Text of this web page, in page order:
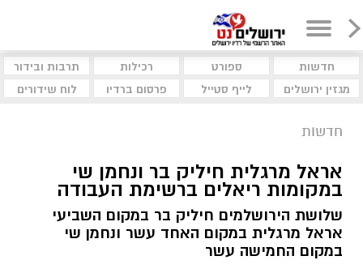
חדשות ספורט רכילות
תרבות ובידור
מגזין ירושלים
לייף סטייל פרסום ברדיו לוח שידורים
חדשות
אראל מרגלית חיליק בר ונחמן שי
במקומות ריאלים ברשימת העבודה
שלושת הירושלמים חיליק בר במקום השביעי
אראל מרגלית במקום האחד עשר ונחמן שי
במקום החמישה עשר